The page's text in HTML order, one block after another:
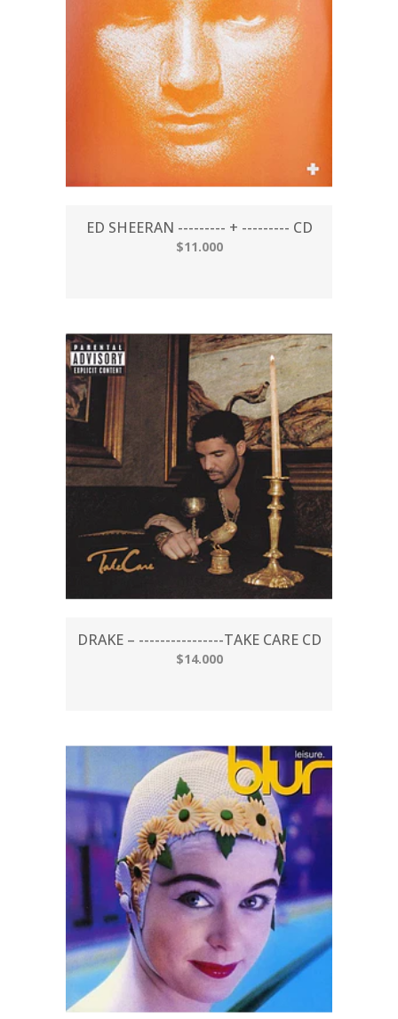
ED SHEERAN --------- + --------- CD
$11.000
DRAKE – ----------------TAKE CARE CD
$14.000